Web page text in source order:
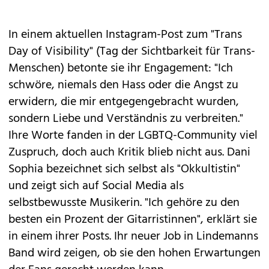
In einem aktuellen Instagram-Post zum "Trans
Day of Visibility" (Tag der Sichtbarkeit für Trans-
Menschen) betonte sie ihr Engagement: "Ich
schwöre, niemals den Hass oder die Angst zu
erwidern, die mir entgegengebracht wurden,
sondern Liebe und Verständnis zu verbreiten."
Ihre Worte fanden in der LGBTQ-Community viel
Zuspruch, doch auch Kritik blieb nicht aus. Dani
Sophia bezeichnet sich selbst als "Okkultistin"
und zeigt sich auf Social Media als
selbstbewusste Musikerin. "Ich gehöre zu den
besten ein Prozent der Gitarristinnen", erklärt sie
in einem ihrer Posts. Ihr neuer Job in Lindemanns
Band wird zeigen, ob sie den hohen Erwartungen